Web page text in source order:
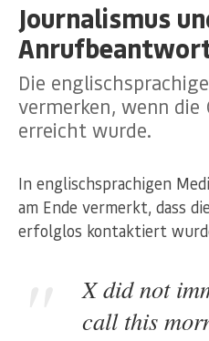
Journalismus
Die
vermerken, wenn die
erreicht wurde.
In englischsprachigen
am Ende vermerkt, dass
erfolglos kontaktiert
X did not
call this